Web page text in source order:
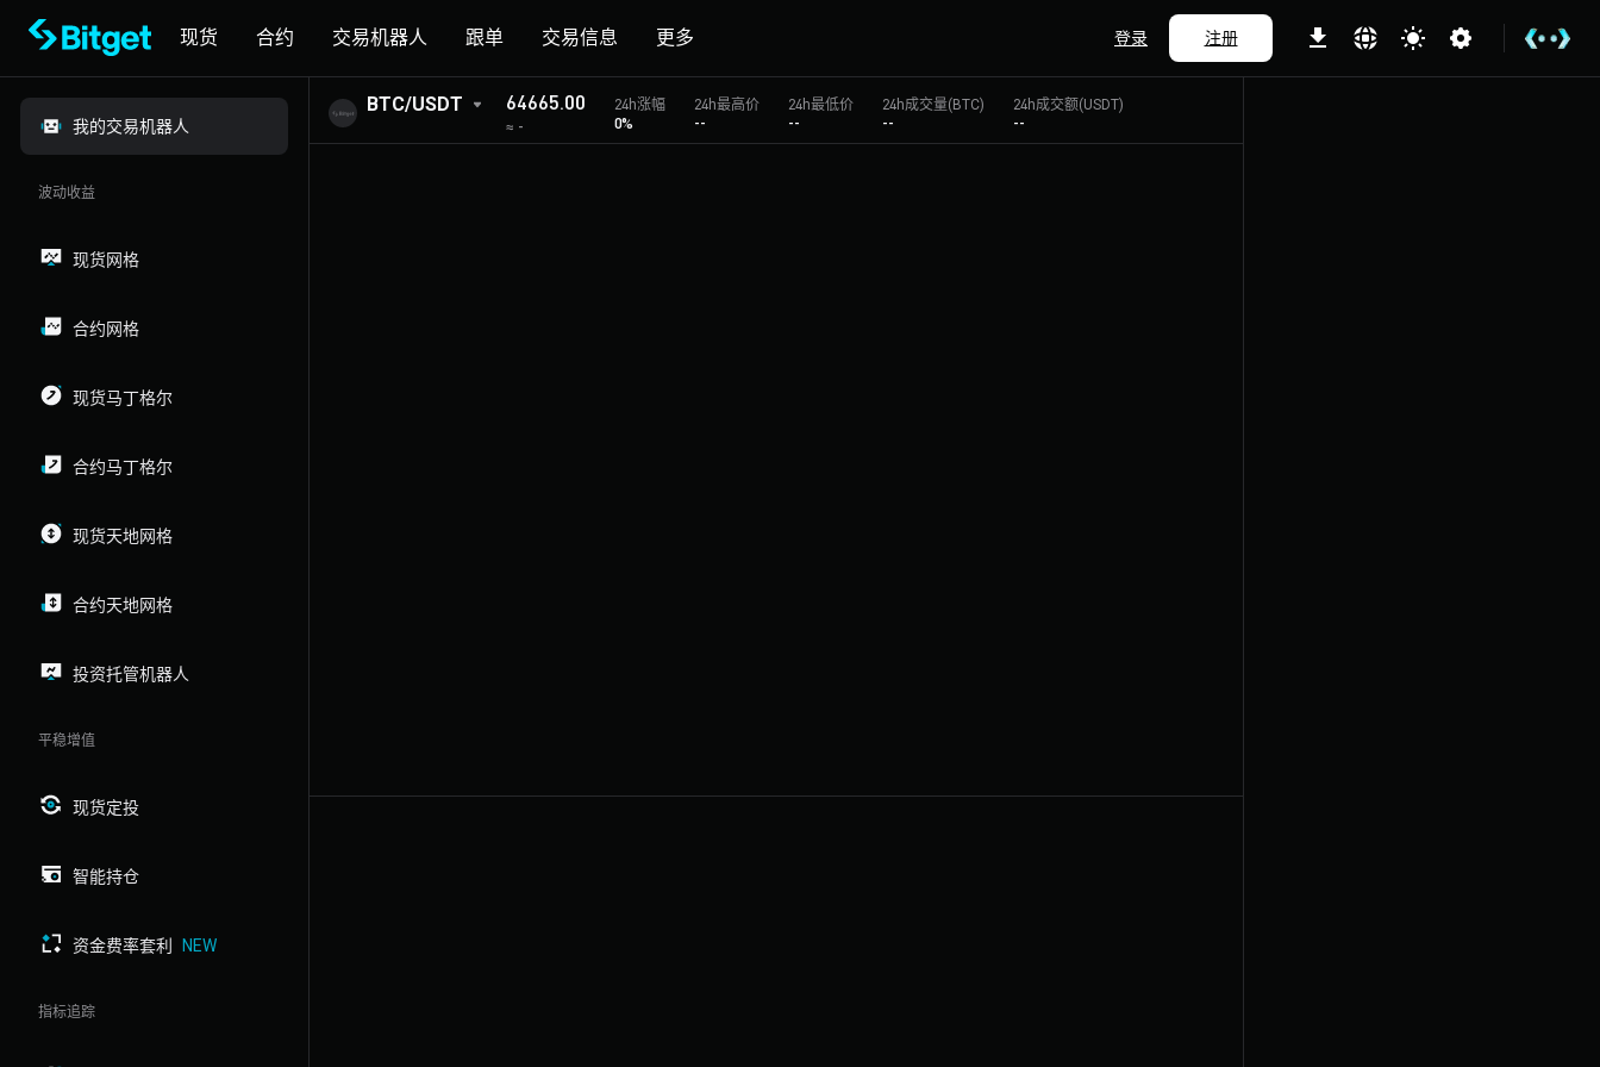
现货 合约 交易机器人 跟单 交易信息 更多 登录 注册
我的交易机器人
波动收益
现货网格
合约网格
现货马丁格尔
合约马丁格尔
现货天地网格
合约天地网格
投资托管机器人
平稳增值
现货定投
智能持仓
资金费率套利 NEW
指标追踪
BTC/USDT 64665.00
≈ -
24h涨幅
0%
24h最高价
--
24h最低价
--
24h成交量(BTC)
--
24h成交额(USDT)
--